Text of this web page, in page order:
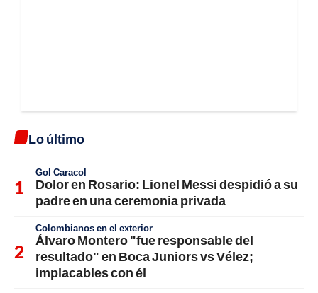
Lo último
Gol Caracol
Dolor en Rosario: Lionel Messi despidió a su
padre en una ceremonia privada
Colombianos en el exterior
Álvaro Montero "fue responsable del
resultado" en Boca Juniors vs Vélez;
implacables con él